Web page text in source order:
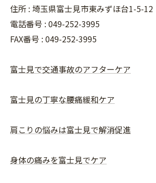
住所 : 埼玉県富士見市東みずほ台1-5-12
電話番号 : 049-252-3995
FAX番号 : 049-252-3995
富士見で交通事故のアフターケア
富士見の丁寧な腰痛緩和ケア
肩こりの悩みは富士見で解消促進
身体の痛みを富士見でケア